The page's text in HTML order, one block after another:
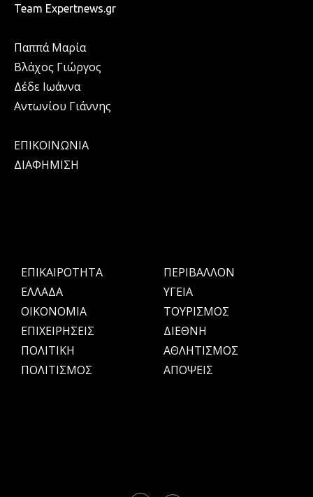
Team Expertnews.gr
Παππά Μαρία
Βλάχος Γιώργος
Δέδε Ιωάννα
Αντωνίου Γιάννης
ΕΠΙΚΟΙΝΩΝΙΑ
ΔΙΑΦΗΜΙΣΗ
ΕΠΙΚΑΙΡΟΤΗΤΑ
ΕΛΛΑΔΑ
OIKONOMIA
ΕΠΙΧΕΙΡΗΣΕΙΣ
ΠΟΛΙΤΙΚΗ
ΠΟΛΙΤΙΣΜΟΣ
ΠΕΡΙΒΑΛΛΟΝ
ΥΓΕΙΑ
ΤΟΥΡΙΣΜΟΣ
ΔΙΕΘΝΗ
ΑΘΛΗΤΙΣΜΟΣ
ΑΠΟΨΕΙΣ